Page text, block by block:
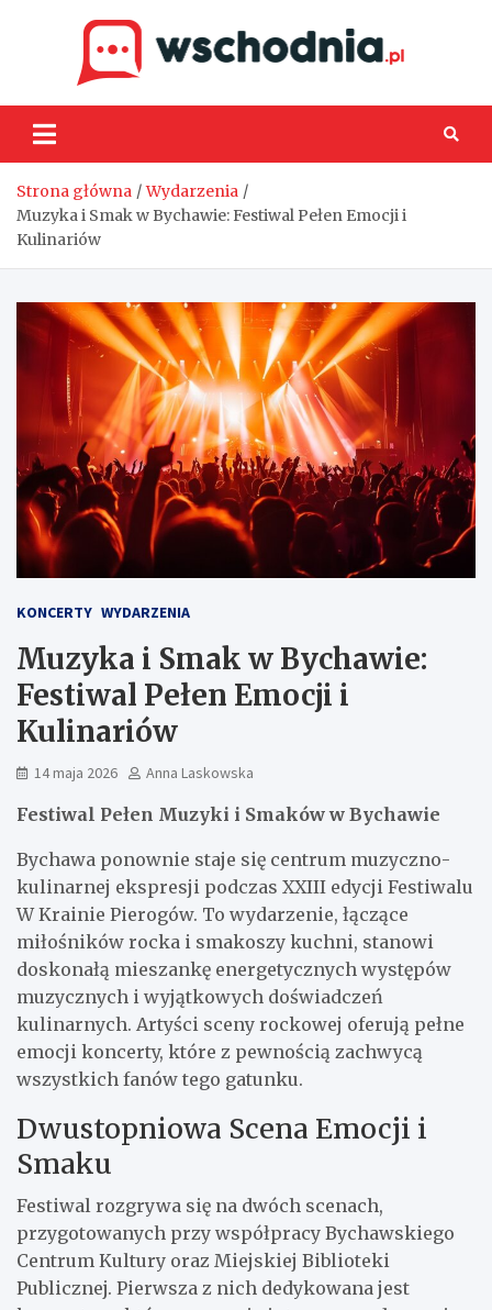
Strona główna
Wydarzenia
Muzyka i Smak w Bychawie: Festiwal Pełen Emocji i
Kulinariów
KONCERTY WYDARZENIA
Muzyka i Smak w Bychawie:
Festiwal Pełen Emocji i
Kulinariów
14 maja 2026 Anna Laskowska
Festiwal Pełen Muzyki i Smaków w Bychawie
Bychawa ponownie staje się centrum muzyczno-
kulinarnej ekspresji podczas XXIII edycji Festiwalu
W Krainie Pierogów. To wydarzenie, łączące
miłośników rocka i smakoszy kuchni, stanowi
doskonałą mieszankę energetycznych występów
muzycznych i wyjątkowych doświadczeń
kulinarnych. Artyści sceny rockowej oferują pełne
emocji koncerty, które z pewnością zachwycą
wszystkich fanów tego gatunku.
Dwustopniowa Scena Emocji i
Smaku
Festiwal rozgrywa się na dwóch scenach,
przygotowanych przy współpracy Bychawskiego
Centrum Kultury oraz Miejskiej Biblioteki
Publicznej. Pierwsza z nich dedykowana jest